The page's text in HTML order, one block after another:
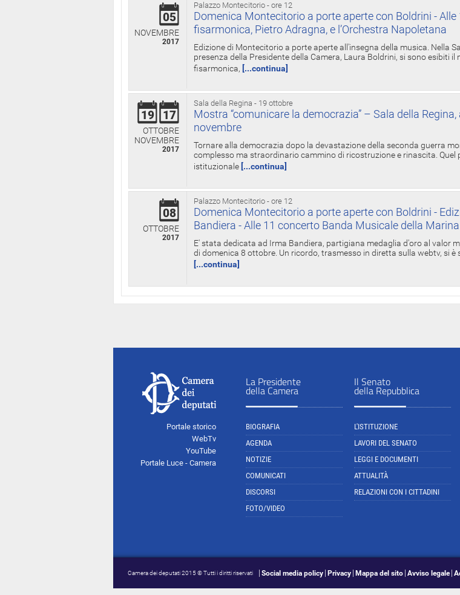
Palazzo Montecitorio - ore 12
05
NOVEMBRE
2017
Domenica Montecitorio a porte aperte con Boldrini -
fisarmonica, Pietro Adragna, e l’Orchestra Napoletana
Edizione di Montecitorio a porte aperte all'insegna della musica. Nella
presenza della Presidente della Camera, Laura Boldrini, si sono esibiti
fisarmonica, [...continua]
Sala della Regina - 19 ottobre
19 17
OTTOBRE
NOVEMBRE
2017
Mostra “comunicare la democrazia” – Sala della
novembre
Tornare alla democrazia dopo la devastazione della seconda guerra
complesso ma straordinario cammino di ricostruzione e rinascita.
istituzionale [...continua]
Palazzo Montecitorio - ore 12
08
OTTOBRE
2017
Domenica Montecitorio a porte aperte con Boldrini -
Bandiera - Alle 11 concerto Banda Musicale della
E' stata dedicata ad Irma Bandiera, partigiana medaglia d'oro al valor
di domenica 8 ottobre. Un ricordo, trasmesso in diretta sulla webtv, si è
[...continua]
Portale storico
WebTv
YouTube
Portale Luce - Camera
La Presidente
della Camera
BIOGRAFIA
AGENDA
NOTIZIE
COMUNICATI
DISCORSI
FOTO/VIDEO
Il Senato
della Repubblica
L'ISTITUZIONE
LAVORI DEL SENATO
LEGGI E DOCUMENTI
ATTUALITÀ
RELAZIONI CON I CITTADINI
Camera dei deputati 2015 © Tutti i diritti riservati Social media policy Privacy Mappa del sito Avviso legale